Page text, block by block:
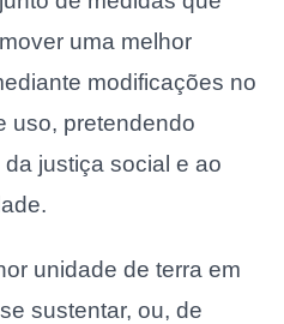
uma melhor
modificações no
uso, pretendendo
justiça social e ao
unidade de terra em
sustentar, ou, de